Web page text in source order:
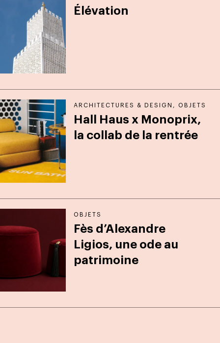
Élévation
ARCHITECTURES & DESIGN ,OBJETS
Hall Haus x Monoprix,
la collab de la rentrée
OBJETS
Fès d’Alexandre
Ligios, une ode au
patrimoine